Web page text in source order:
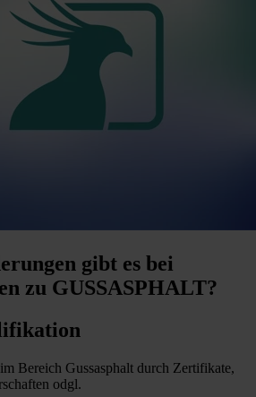
gibt es bei
zu GUSSASPHALT?
Bereich Gussasphalt durch Zertifikate,
odgl.